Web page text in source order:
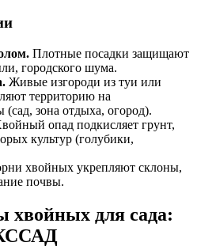
Плотные посадки защищают
городского шума.
Живые изгороди из туи или
территорию на
зона отдыха, огород).
опад подкисляет грунт,
культур (голубики,
хвойных укрепляют склоны,
почвы.
хвойных для сада: